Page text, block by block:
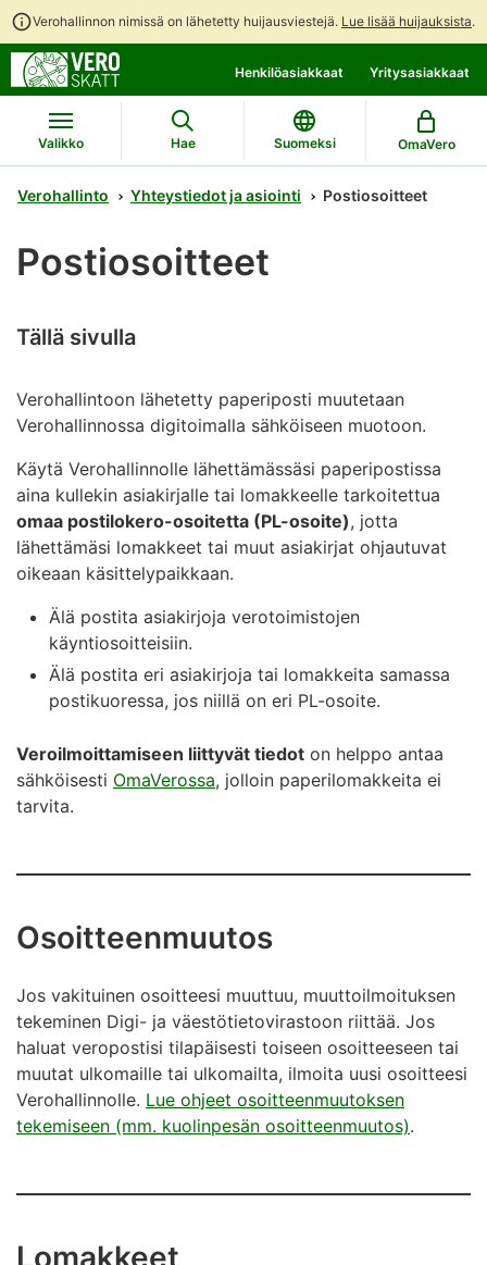
Verohallinnon nimissä on lähetetty huijausviestejä. Lue lisää huijauksista.
suoraan
sisältöön
koko
sivuston
hakuun
chattibotin
keskustelu
Henkilöasiakkaat Yritysasiakkaat
Valikko Hae Suomeksi OmaVero
Verohallinto Yhteystiedot ja asiointi Postiosoitteet
Postiosoitteet
Tällä sivulla
Verohallintoon lähetetty paperiposti muutetaan
Verohallinnossa digitoimalla sähköiseen muotoon.
Käytä Verohallinnolle lähettämässäsi paperipostissa
aina kullekin asiakirjalle tai lomakkeelle tarkoitettua
omaa postilokero-osoitetta (PL-osoite), jotta
lähettämäsi lomakkeet tai muut asiakirjat ohjautuvat
oikeaan käsittelypaikkaan.
Älä postita asiakirjoja verotoimistojen
käyntiosoitteisiin.
Älä postita eri asiakirjoja tai lomakkeita samassa
postikuoressa, jos niillä on eri PL-osoite.
Veroilmoittamiseen liittyvät tiedot on helppo antaa
sähköisesti OmaVerossa, jolloin paperilomakkeita ei
tarvita.
Osoitteenmuutos
Jos vakituinen osoitteesi muuttuu, muuttoilmoituksen
tekeminen Digi- ja väestötietovirastoon riittää. Jos
haluat veropostisi tilapäisesti toiseen osoitteeseen tai
muutat ulkomaille tai ulkomailta, ilmoita uusi osoitteesi
Verohallinnolle. Lue ohjeet osoitteenmuutoksen
tekemiseen (mm. kuolinpesän osoitteenmuutos).
Lomakkeet